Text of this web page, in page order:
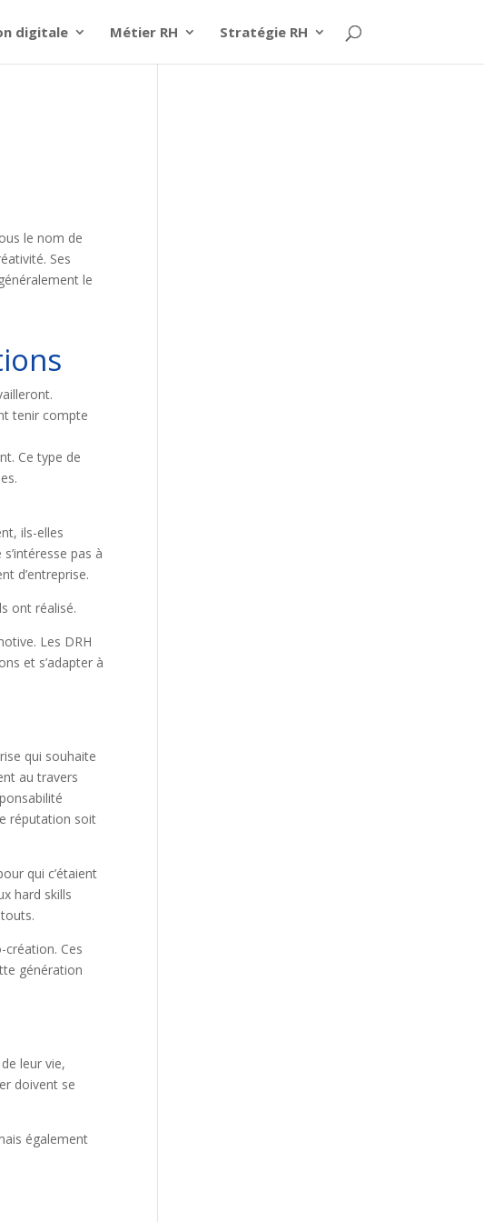
digitale Métier RH Stratégie RH
le nom de
Ses
le
tenir compte
Ce type de
ils-elles
pas à
d’entreprise.
ont réalisé.
Les DRH
et s’adapter à
qui souhaite
au travers
réputation soit
qui c’étaient
hard skills
Ces
génération
leur vie,
doivent se
également